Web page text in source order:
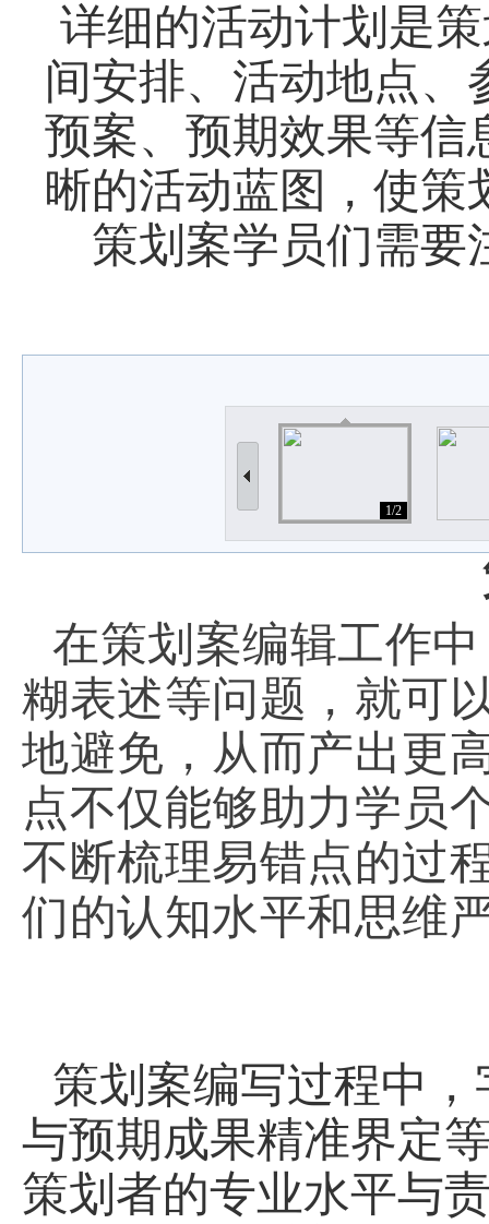
详细的活动计划是
间安排、活动地点
预案、预期效果等信
晰的活动蓝图，使策
策划案学员们需要
1/2
在策划案编辑工作
糊表述等问题，就可
地避免，从而产出更
点不仅能够助力学员
不断梳理易错点的过
们的认知水平和思维
策划案编写过程中
与预期成果精准界定
策划者的专业水平与